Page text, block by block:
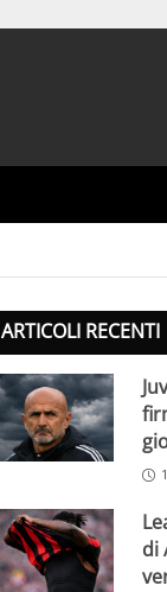
ARTICOLI RECENTI
di